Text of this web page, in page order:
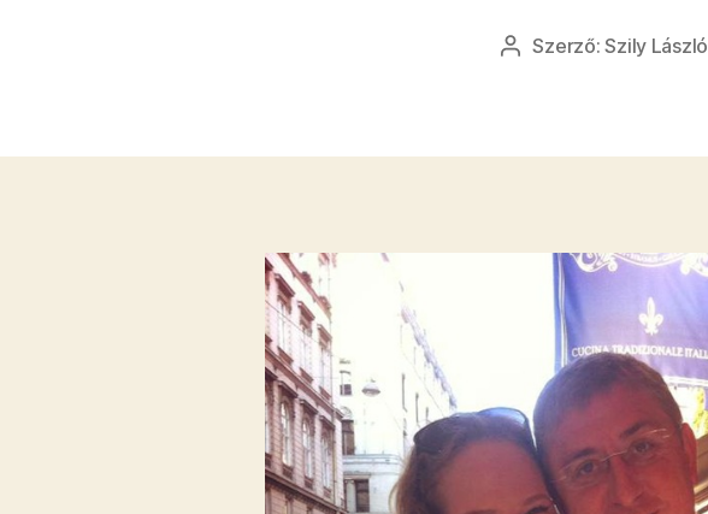
Bejegyzés
Szerző:Szily László